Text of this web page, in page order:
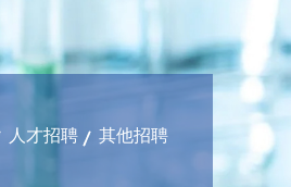
人才招聘 其他招聘